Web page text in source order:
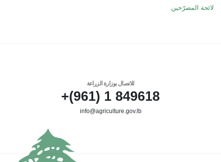
لائحة المصرّحين
للاتصال بوزارة الزراعة
849618 1 (961)+
info@agriculture.gov.lb